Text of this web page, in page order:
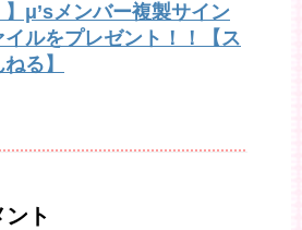
】μ’sメンバー複製サイン
ルをプレゼント！！【ス
る】
ト